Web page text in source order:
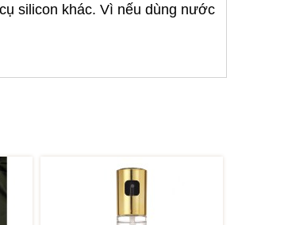
silicon khác. Vì nếu dùng nước